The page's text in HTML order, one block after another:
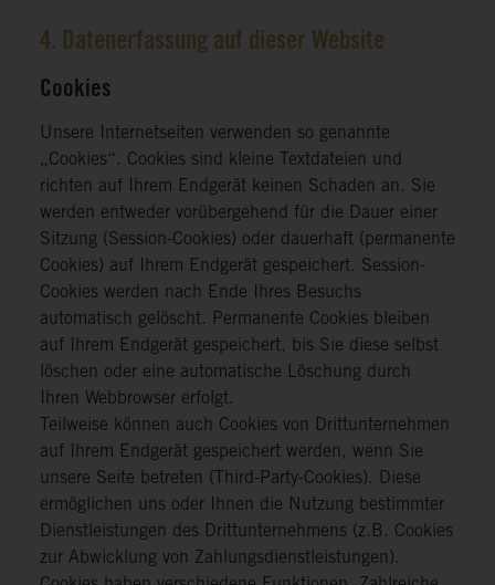
4. Datenerfassung auf dieser Website
Cookies
Unsere Internetseiten verwenden so genannte
„Cookies“. Cookies sind kleine Textdateien und
richten auf Ihrem Endgerät keinen Schaden an. Sie
werden entweder vorübergehend für die Dauer einer
Sitzung (Session-Cookies) oder dauerhaft (permanente
Cookies) auf Ihrem Endgerät gespeichert. Session-
Cookies werden nach Ende Ihres Besuchs
automatisch gelöscht. Permanente Cookies bleiben
auf Ihrem Endgerät gespeichert, bis Sie diese selbst
löschen oder eine automatische Löschung durch
Ihren Webbrowser erfolgt.
Teilweise können auch Cookies von Drittunternehmen
auf Ihrem Endgerät gespeichert werden, wenn Sie
unsere Seite betreten (Third-Party-Cookies). Diese
ermöglichen uns oder Ihnen die Nutzung bestimmter
Dienstleistungen des Drittunternehmens (z.B. Cookies
zur Abwicklung von Zahlungsdienstleistungen).